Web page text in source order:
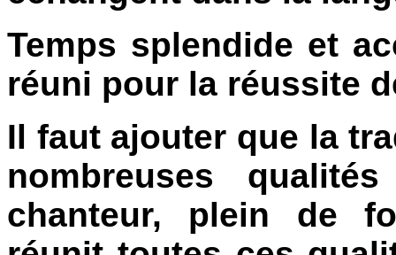
Temps splendide et
réuni pour la réussite
Il faut ajouter que la
nombreuses
chanteur, plein de